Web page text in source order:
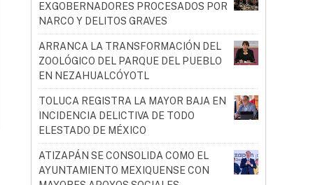
EXGOBERNADORES PROCESADOS POR
NARCO Y DELITOS GRAVES
ARRANCA LA TRANSFORMACIÓN DEL
ZOOLÓGICO DEL PARQUE DEL PUEBLO
EN NEZAHUALCÓYOTL
TOLUCA REGISTRA LA MAYOR BAJA EN
INCIDENCIA DELICTIVA DE TODO
ELESTADO DE MÉXICO
ATIZAPÁN SE CONSOLIDA COMO EL
AYUNTAMIENTO MEXIQUENSE CON